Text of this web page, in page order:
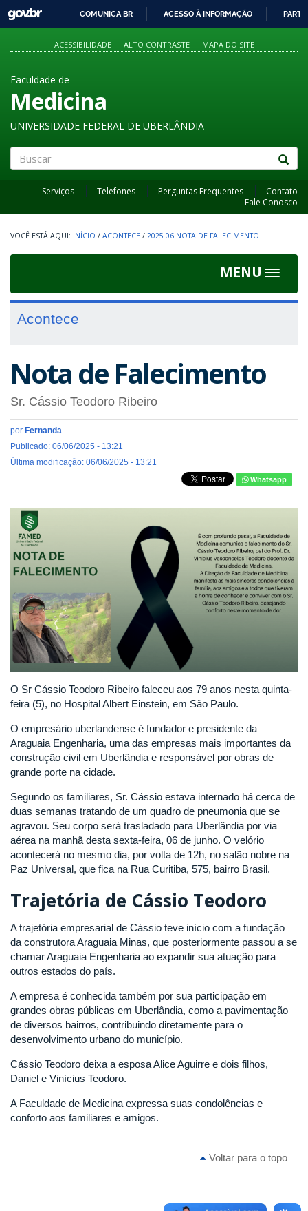
PARA
O
GOVBR
COMUNICA BR ACESSO À INFORMAÇÃO
ACESSIBILIDADE ALTO CONTRASTE MAPA DO SITE
Faculdade de
Medicina
UNIVERSIDADE FEDERAL DE UBERLÂNDIA
Serviços Telefones Perguntas Frequentes
Contato
Fale Conosco
INÍCIO / ACONTECE / 2025 06 NOTA DE FALECIMENTO
MENU
Toggle
Acontece
Nota de Falecimento
Sr. Cássio Teodoro Ribeiro
por Fernanda
Publicado: 06/06/2025 - 13:21
Última modificação: 06/06/2025 - 13:21
Whatsapp
O Sr Cássio Teodoro Ribeiro faleceu aos 79 anos nesta quinta-
feira (5), no Hospital Albert Einstein, em São Paulo.
O empresário uberlandense é fundador e presidente da
Araguaia Engenharia, uma das empresas mais importantes da
construção civil em Uberlândia e responsável por obras de
grande porte na cidade.
Segundo os familiares, Sr. Cássio estava internado há cerca de
duas semanas tratando de um quadro de pneumonia que se
agravou. Seu corpo será trasladado para Uberlândia por via
aérea na manhã desta sexta-feira, 06 de junho. O velório
acontecerá no mesmo dia, por volta de 12h, no salão nobre na
Paz Universal, que fica na Rua Curitiba, 575, bairro Brasil.
Trajetória de Cássio Teodoro
A trajetória empresarial de Cássio teve início com a fundação
da construtora Araguaia Minas, que posteriormente passou a se
chamar Araguaia Engenharia ao expandir sua atuação para
outros estados do país.
A empresa é conhecida também por sua participação em
grandes obras públicas em Uberlândia, como a pavimentação
de diversos bairros, contribuindo diretamente para o
desenvolvimento urbano do município.
Cássio Teodoro deixa a esposa Alice Aguirre e dois filhos,
Daniel e Vinícius Teodoro.
A Faculdade de Medicina expressa suas condolências e
conforto aos familiares e amigos.
Voltar para o topo